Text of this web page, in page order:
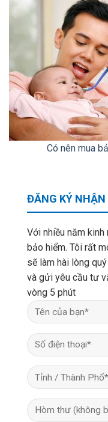
Có nên mua
ĐĂNG KÝ
Với nhiều năm
bảo hiểm. Tôi rất
sẽ làm hài lòng
và gửi yêu cầu tư
vòng 5 phút